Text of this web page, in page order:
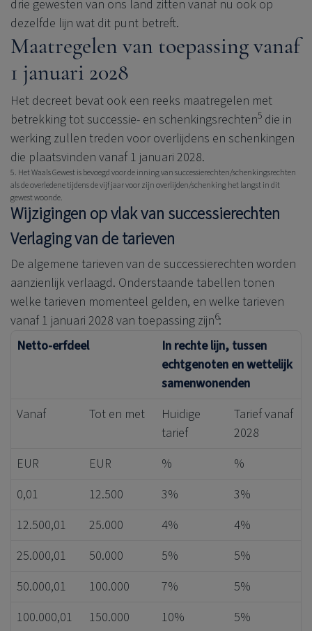
drie gewesten van ons land zitten vanaf nu ook op
dezelfde lijn wat dit punt betreft.
Maatregelen van toepassing vanaf
1 januari 2028
Het decreet bevat ook een reeks maatregelen met
betrekking tot successie- en schenkingsrechten5 die in
werking zullen treden voor overlijdens en schenkingen
die plaatsvinden vanaf 1 januari 2028.
5. Het Waals Gewest is bevoegd voor de inning van successierechten/schenkingsrechten
als de overledene tijdens de vijf jaar voor zijn overlijden/schenking het langst in dit
gewest woonde.
Wijzigingen op vlak van successierechten
Verlaging van de tarieven
De algemene tarieven van de successierechten worden
aanzienlijk verlaagd. Onderstaande tabellen tonen
welke tarieven momenteel gelden, en welke tarieven
vanaf 1 januari 2028 van toepassing zijn6:
Netto-erfdeel
In rechte lijn, tussen
echtgenoten en wettelijk
samenwonenden
Vanaf
Tot en met
Huidige
tarief
Tarief vanaf
2028
EUR
EUR %
%
0,01
12.500 3%
3%
12.500,01
25.000 4%
4%
25.000,01
50.000 5%
5%
50.000,01
100.000 7%
5%
100.000,01
150.000 10%
5%